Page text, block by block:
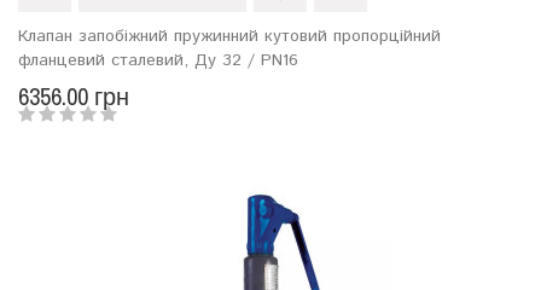
Клапан запобіжний пружинний кутовий пропорційний
фланцевий сталевий, Ду 32 / PN16
6356.00 грн